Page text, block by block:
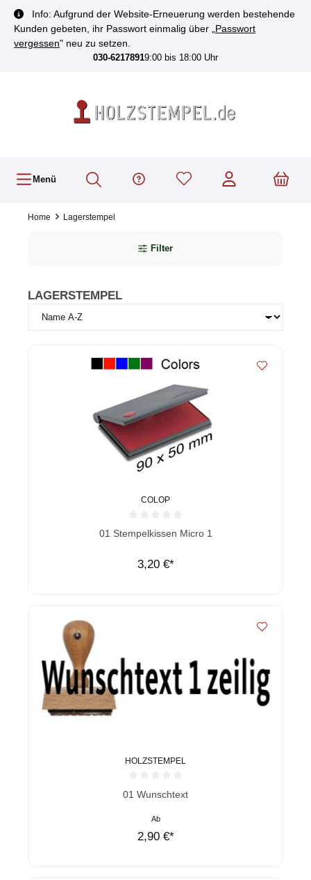
springen
Info: Aufgrund der Website-Erneuerung werden bestehende
Kunden gebeten, ihr Passwort einmalig über „ Passwort
vergessen" neu zu setzen.
030-62178919:00 bis 18:00 Uhr
Menü
Home Lagerstempel
Filter
LAGERSTEMPEL
COLOP
Durchschnittliche Bewertung von 0 von 5 Sternen
01 Stempelkissen Micro 1
3,20 €*
HOLZSTEMPEL
Durchschnittliche Bewertung von 0 von 5 Sternen
01 Wunschtext
Ab
2,90 €*